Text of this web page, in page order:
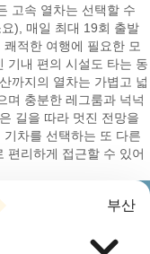
고속 열차는 선택할 수
), 매일 최대 19회 출발
적한 여행에 필요한 모
기내 편의 시설도 타는 동
까지의 열차는 가볍고 넓
며 충분한 레그룸과 넉넉
길을 따라 멋진 전망을
차를 선택하는 또 다른
편리하게 접근할 수 있어
부산